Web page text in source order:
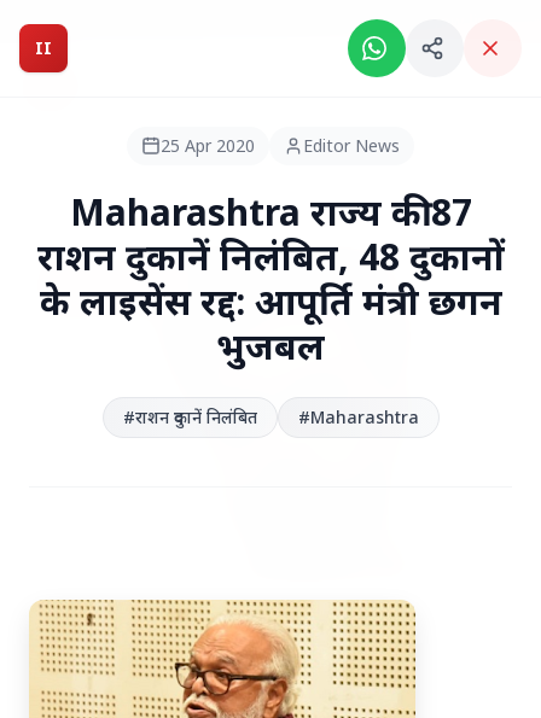
Breaking News: Intelligent India Magazine is now live.
II
HEADLINES
TOP STORIES
7 Jun 2026
II
25 Apr 2020 Editor News
Maharashtra राज्य की 87
राशन दुकानें निलंबित, 48 दुकानों
के लाइसेंस रद्द: आपूर्ति मंत्री छगन
भुजबल
#राशन दुकानें निलंबित #Maharashtra